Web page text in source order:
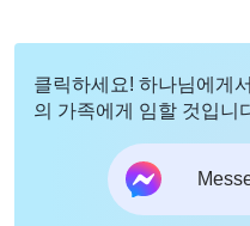
클릭하세요! 하나님에게
의 가족에게 임할 것입니